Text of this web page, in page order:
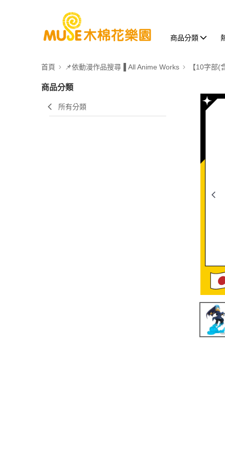
商品分類
首頁 📌依動漫作品搜尋▐ All Anime Works 【10字部(
商品分類
所有分類